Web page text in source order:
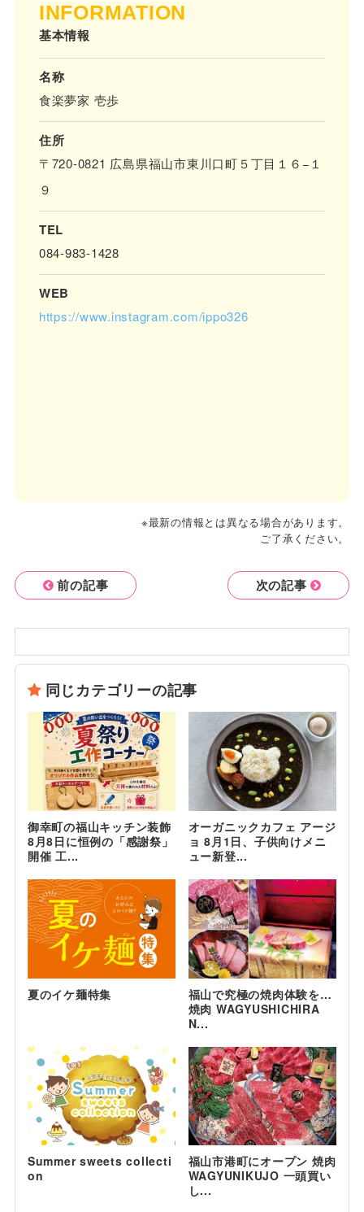
INFORMATION
基本情報
名称
食楽夢家 壱歩
住所
〒720-0821 広島県福山市東川口町５丁目１６−１
９
TEL
084-983-1428
WEB
https://www.instagram.com/ippo326
※最新の情報とは異なる場合があります。
ご了承ください。
前の記事 次の記事
同じカテゴリーの記事
御幸町の福山キッチン装飾
8月8日に恒例の「感謝祭」
開催 工...
オーガニックカフェ アージ
ョ 8月1日、子供向けメニ
ュー新登...
夏のイケ麺特集
福山で究極の焼肉体験を…
焼肉 WAGYUSHICHIRA
N...
Summer sweets collecti
on
福山市港町にオープン 焼肉
WAGYUNIKUJO 一頭買い
し...